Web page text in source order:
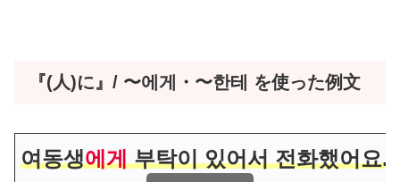
『(人)に』/ 〜에게・〜한테 を使った例文
여동생에게부탁이 있어서 전화했어요.